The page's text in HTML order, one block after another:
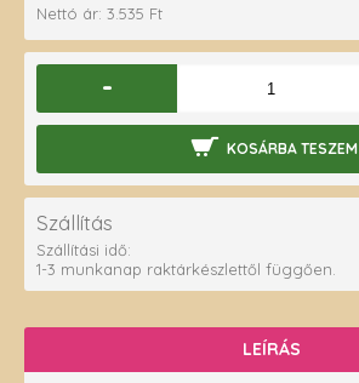
Nettó ár: 3.535 Ft
-
KOSÁRBA TESZEM
Szállítás
Szállítási idő:
1-3 munkanap raktárkészlettől függően.
LEÍRÁS